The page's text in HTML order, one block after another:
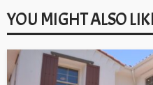
YOU MIGHT ALSO